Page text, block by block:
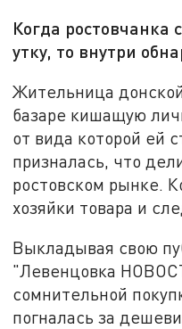
Когда ростовчанка
утку, то внутри
Жительница
базаре кишащую
от вида которой ей
призналась, что
ростовском рынке.
хозяйки товара и
Выкладывая свою
"Левенцовка
сомнительной
погналась за